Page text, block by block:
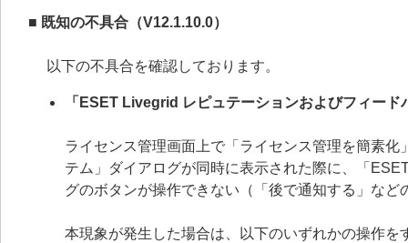
■ 既知の不具合（V12.1.10.0）
以下の不具合を確認しております。
「ESET Livegrid レピュテーションおよびフィー
ライセンス管理画面上で「ライセンス管理を簡素
テム」ダイアログが同時に表示された際に、「
グのボタンが操作できない（「後で通知する」な
本現象が発生した場合は、以下のいずれかの操作